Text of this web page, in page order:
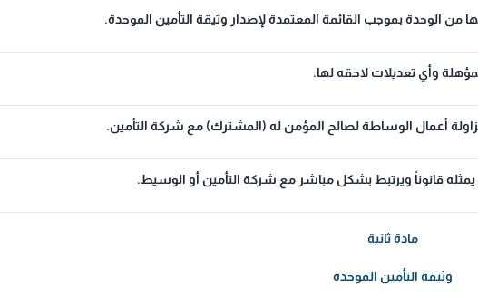
الوحدة بموجب القائمة المعتمدة لإصدار وثيقة التأمين الموحدة.
وأي تعديلات لاحقه لها.
أعمال الوساطة لصالح المؤمن له (المشترك) مع شركة التأمين.
قانوناً ويرتبط بشكل مباشر مع شركة التأمين أو الوسيط.
مادة ثانية
وثيقة التأمين الموحدة